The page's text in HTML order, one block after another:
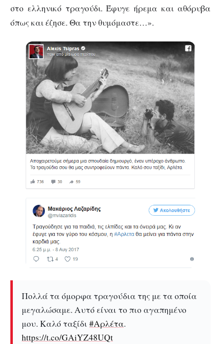
στο ελληνικό τραγούδι. Έφυγε ήρεμα και αθόρυβα
όπως και έζησε. Θα την θυμόμαστε…».
Πολλά τα όμορφα τραγούδια της με τα οποία
μεγαλώσαμε. Αυτό είναι το πιο αγαπημένο
μου. Καλό ταξίδι #Αρλέτα.
https://t.co/GAiYZ48UQt